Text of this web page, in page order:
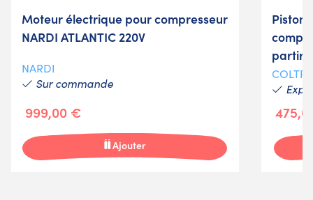
Moteur électrique pour compresseur
NARDI ATLANTIC 220V
NARDI
Sur commande
999,00 €
Ajouter
Piston
partir
COLTRI